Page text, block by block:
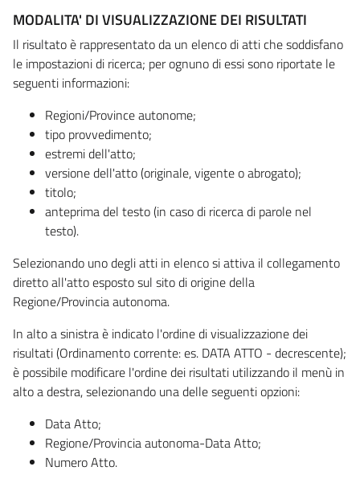
MODALITA' DI VISUALIZZAZIONE DEI RISULTATI
Il risultato è rappresentato da un elenco di atti che soddisfano
le impostazioni di ricerca; per ognuno di essi sono riportate le
seguenti informazioni:
Regioni/Province autonome;
tipo provvedimento;
estremi dell'atto;
versione dell'atto (originale, vigente o abrogato);
titolo;
anteprima del testo (in caso di ricerca di parole nel
testo).
Selezionando uno degli atti in elenco si attiva il collegamento
diretto all'atto esposto sul sito di origine della
Regione/Provincia autonoma.
In alto a sinistra è indicato l'ordine di visualizzazione dei
risultati (Ordinamento corrente: es. DATA ATTO - decrescente);
è possibile modificare l'ordine dei risultati utilizzando il menù in
alto a destra, selezionando una delle seguenti opzioni:
Data Atto;
Regione/Provincia autonoma-Data Atto;
Numero Atto.